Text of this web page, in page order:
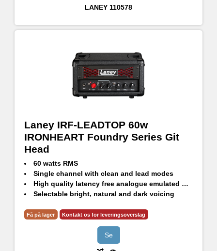
LANEY 110578
Laney IRF-LEADTOP 60w
IRONHEART Foundry Series Git
Head
60 watts RMS
Single channel with clean and lead modes
High quality latency free analogue emulated DI out
Selectable bright, natural and dark voicing
Input pre-boost level and footswitch with LED indicator
Få på lager Kontakt os for leveringsoverslag
Se